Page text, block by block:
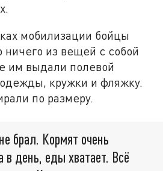
мобилизации бойцы
ничего из вещей с собой
им выдали полевой
кружки и фляжку.
по размеру.
брал. Кормят очень
в день, еды хватает. Всё